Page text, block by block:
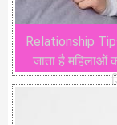
Relationship
जाता है महिलाओं